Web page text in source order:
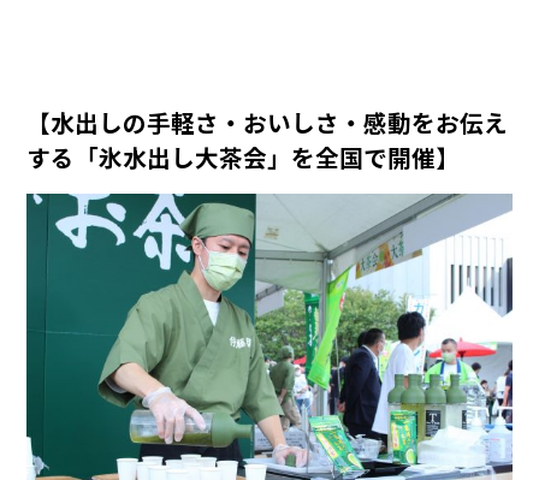
【水出しの手軽さ・おいしさ・感動をお伝え
する「氷水出し大茶会」を全国で開催】